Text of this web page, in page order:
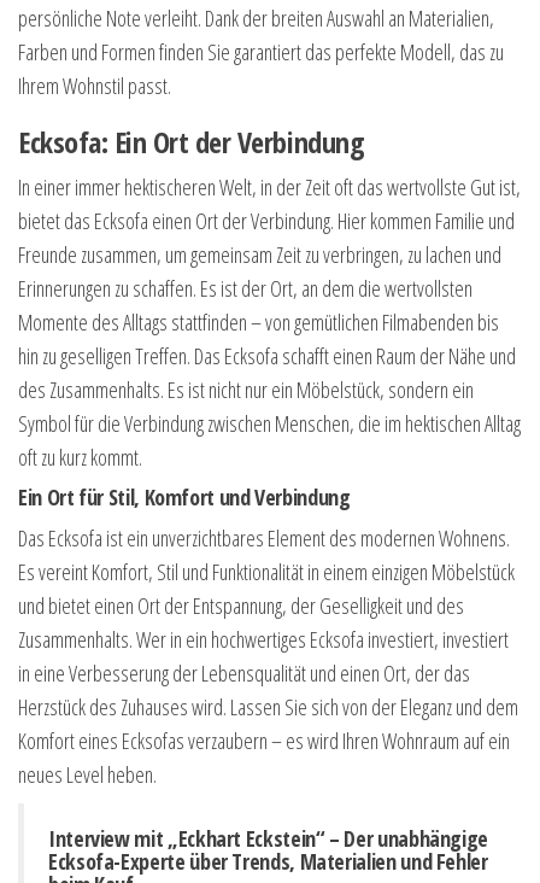
persönliche Note verleiht. Dank der breiten Auswahl an Materialien,
Farben und Formen finden Sie garantiert das perfekte Modell, das zu
Ihrem Wohnstil passt.
Ecksofa: Ein Ort der Verbindung
In einer immer hektischeren Welt, in der Zeit oft das wertvollste Gut ist,
bietet das Ecksofa einen Ort der Verbindung. Hier kommen Familie und
Freunde zusammen, um gemeinsam Zeit zu verbringen, zu lachen und
Erinnerungen zu schaffen. Es ist der Ort, an dem die wertvollsten
Momente des Alltags stattfinden – von gemütlichen Filmabenden bis
hin zu geselligen Treffen. Das Ecksofa schafft einen Raum der Nähe und
des Zusammenhalts. Es ist nicht nur ein Möbelstück, sondern ein
Symbol für die Verbindung zwischen Menschen, die im hektischen Alltag
oft zu kurz kommt.
Ein Ort für Stil, Komfort und Verbindung
Das Ecksofa ist ein unverzichtbares Element des modernen Wohnens.
Es vereint Komfort, Stil und Funktionalität in einem einzigen Möbelstück
und bietet einen Ort der Entspannung, der Geselligkeit und des
Zusammenhalts. Wer in ein hochwertiges Ecksofa investiert, investiert
in eine Verbesserung der Lebensqualität und einen Ort, der das
Herzstück des Zuhauses wird. Lassen Sie sich von der Eleganz und dem
Komfort eines Ecksofas verzaubern – es wird Ihren Wohnraum auf ein
neues Level heben.
Interview mit „Eckhart Eckstein“ – Der unabhängige
Ecksofa-Experte über Trends, Materialien und Fehler